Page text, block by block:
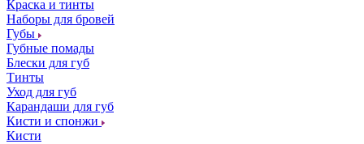
Краска и тинты
Наборы для бровей
Губы
Губные помады
Блески для губ
Тинты
Уход для губ
Карандаши для губ
Кисти и спонжи
Кисти